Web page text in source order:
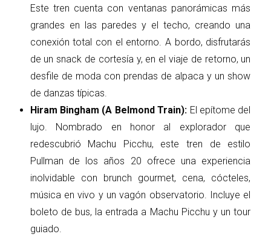
Este tren cuenta con ventanas panorámicas más
grandes en las paredes y el techo, creando una
conexión total con el entorno. A bordo, disfrutarás
de un snack de cortesía y, en el viaje de retorno, un
desfile de moda con prendas de alpaca y un show
de danzas típicas.
Hiram Bingham (A Belmond Train): El epítome del
lujo. Nombrado en honor al explorador que
redescubrió Machu Picchu, este tren de estilo
Pullman de los años 20 ofrece una experiencia
inolvidable con brunch gourmet, cena, cócteles,
música en vivo y un vagón observatorio. Incluye el
boleto de bus, la entrada a Machu Picchu y un tour
guiado.